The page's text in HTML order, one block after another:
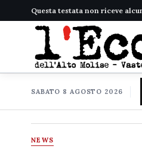
Questa testata non riceve
SABATO 8 AGOSTO 2026
NEWS